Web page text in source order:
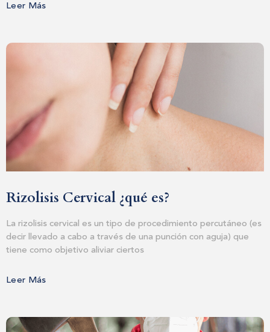
Leer Más
Rizolisis Cervical ¿qué es?
La rizolisis cervical es un tipo de procedimiento percutáneo (es
decir llevado a cabo a través de una punción con aguja) que
tiene como objetivo aliviar ciertos
Leer Más